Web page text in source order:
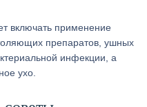
включать применение
препаратов, ушных
инфекции, а
ухо.